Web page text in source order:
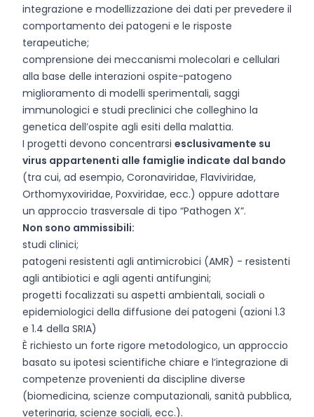
integrazione e modellizzazione dei dati per prevedere il
comportamento dei patogeni e le risposte
terapeutiche;
comprensione dei meccanismi molecolari e cellulari
alla base delle interazioni ospite-patogeno
miglioramento di modelli sperimentali, saggi
immunologici e studi preclinici che colleghino la
genetica dell’ospite agli esiti della malattia.
I progetti devono concentrarsi esclusivamente su
virus appartenenti alle famiglie indicate dal bando
(tra cui, ad esempio, Coronaviridae, Flaviviridae,
Orthomyxoviridae, Poxviridae, ecc.) oppure adottare
un approccio trasversale di tipo “Pathogen X”.
Non sono ammissibili:
studi clinici;
patogeni resistenti agli antimicrobici (AMR) - resistenti
agli antibiotici e agli agenti antifungini;
progetti focalizzati su aspetti ambientali, sociali o
epidemiologici della diffusione dei patogeni (azioni 1.3
e 1.4 della SRIA)
È richiesto un forte rigore metodologico, un approccio
basato su ipotesi scientifiche chiare e l’integrazione di
competenze provenienti da discipline diverse
(biomedicina, scienze computazionali, sanità pubblica,
veterinaria, scienze sociali, ecc.).